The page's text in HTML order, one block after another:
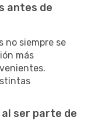
antes de
no siempre se
más
ser parte de